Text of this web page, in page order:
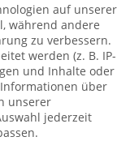
entsprechend der
senden
auf unserer
während andere
zu verbessern.
werden (z. B. IP-
und Inhalte oder
über
unserer
jederzeit